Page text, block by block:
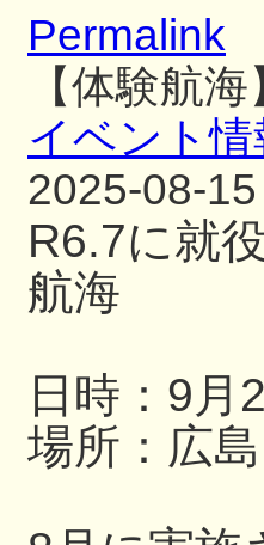
Permalink
【体験航
イベント情
2025-08-15
R6.7に就
航海
日時：9
場所：広